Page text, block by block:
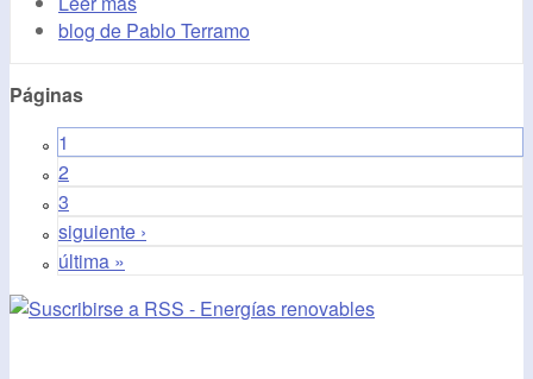
blog de Pablo Terramo
Páginas
1
2
3
siguiente ›
última »